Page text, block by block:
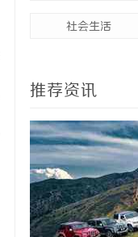
社会生活
推荐资讯